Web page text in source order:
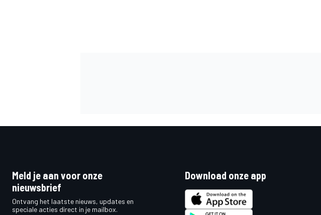
Meld je aan voor onze
nieuwsbrief
Ontvang het laatste nieuws, updates en
speciale acties direct in je mailbox.
Download onze app